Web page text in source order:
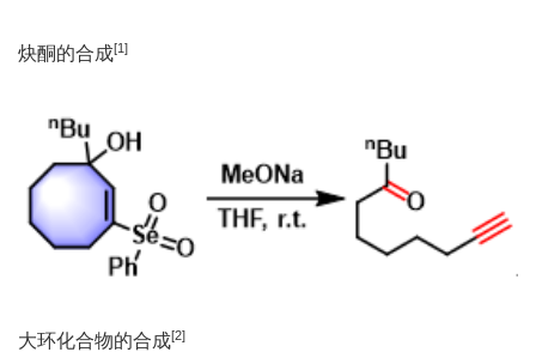
炔酮的合成[1]
大环化合物的合成[2]